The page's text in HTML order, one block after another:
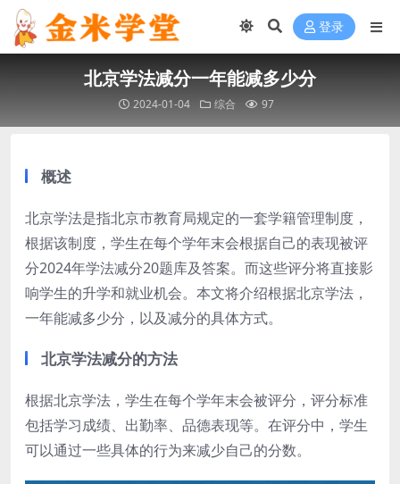
登录
北京学法减分一年能减多少分
2024-01-04 综合 97
概述
北京学法是指北京市教育局规定的一套学籍管理制度，
根据该制度，学生在每个学年末会根据自己的表现被评
分2024年学法减分20题库及答案。而这些评分将直接影
响学生的升学和就业机会。本文将介绍根据北京学法，
一年能减多少分，以及减分的具体方式。
北京学法减分的方法
根据北京学法，学生在每个学年末会被评分，评分标准
包括学习成绩、出勤率、品德表现等。在评分中，学生
可以通过一些具体的行为来减少自己的分数。